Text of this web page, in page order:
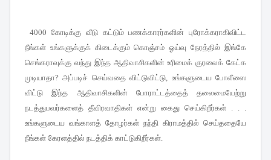
4000 கோடிக்கு வீடு கட்டும் பணக்காரர்களின் புரோக்கராகிவிட்ட
நீங்கள் உங்களுக்குக் கிடைக்கும் கொஞ்சம் ஓய்வு நேரத்தில் இங்கே
செங்கராவுக்கு வந்து இந்த ஆதிவாசிகளின் உரிமைக் குரலைக் கேட்க
முடியாதா?அப்படிச் செய்வதை விட்டுவிட்டு உங்களுடைய போலீஸை
விட்டு இந்த ஆதிவாசிகளின் போராட்டத்தைத் தலைமையேற்று
நடத்துபவர்களைத் தீவிரவாதிகள் என்று கைது செய்கிறீர்கள்
உங்களுடைய வங்காளத் தோழர்கள் நந்தி கிராமத்தில் செய்ததையே
நீங்கள் கேரளத்தில் நடத்திக் காட்டுகிறீர்கள்